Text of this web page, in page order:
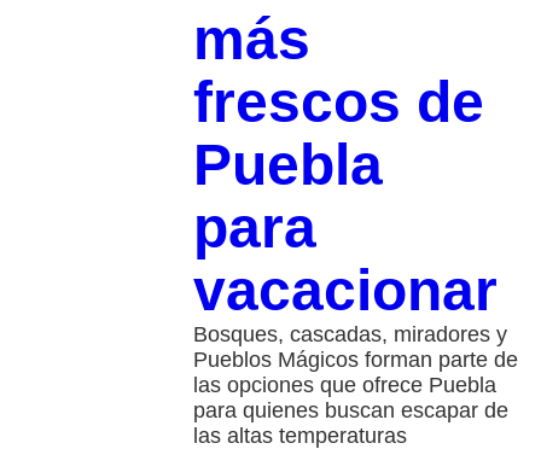
más
frescos de
Puebla
para
vacacionar
Bosques, cascadas, miradores y
Pueblos Mágicos forman parte de
las opciones que ofrece Puebla
para quienes buscan escapar de
las altas temperaturas